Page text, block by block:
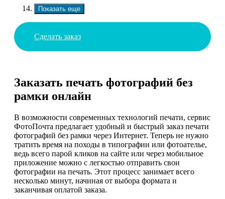
Показать еще
Сделать заказ
Заказать печать фотографий без
рамки онлайн
В возможности современных технологий печати, сервис
ФотоПочта предлагает удобный и быстрый заказ печати
фотографий без рамки через Интернет. Теперь не нужно
тратить время на походы в типографии или фотоателье,
ведь всего парой кликов на сайте или через мобильное
приложение можно с легкостью отправить свои
фотографии на печать. Этот процесс занимает всего
несколько минут, начиная от выбора формата и
заканчивая оплатой заказа.